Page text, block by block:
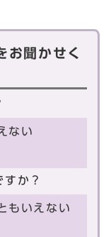
お聞かせく
ない
か？
もいえない